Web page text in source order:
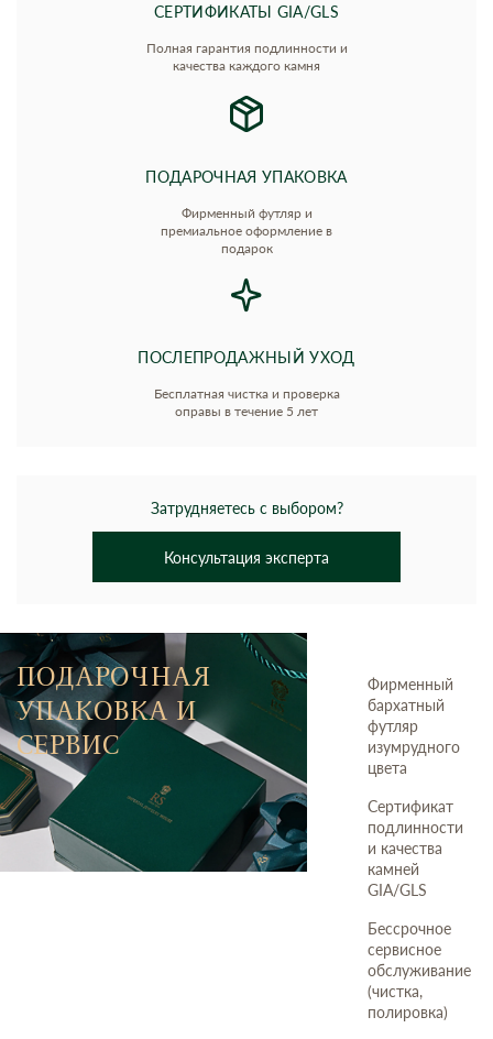
СЕРТИФИКАТЫ GIA/GLS
Полная гарантия подлинности и
качества каждого камня
ПОДАРОЧНАЯ УПАКОВКА
Фирменный футляр и
премиальное оформление в
подарок
ПОСЛЕПРОДАЖНЫЙ УХОД
Бесплатная чистка и проверка
оправы в течение 5 лет
Затрудняетесь с выбором?
Консультация эксперта
ПОДАРОЧНАЯ
УПАКОВКА И
СЕРВИС
Фирменный
бархатный
футляр
изумрудного
цвета
Сертификат
подлинности
и качества
камней
GIA/GLS
Бессрочное
сервисное
обслуживание
(чистка,
полировка)